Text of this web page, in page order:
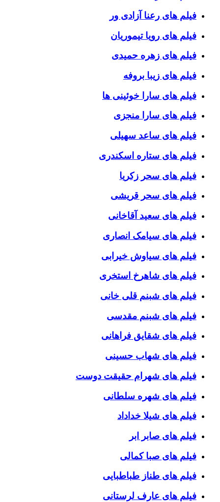
فیلم های رعنا آزادی ور
فیلم های رویا تیموریان
فیلم های زهره حمیدی
فیلم های زیبا بروفه
فیلم های سارا خوئینی ها
فیلم های سارا منجزی
فیلم های ساعد سهیلی
فیلم های ستاره اسکندری
فیلم های سحر زکریا
فیلم های سحر قریشی
فیلم های سعید آقاخانی
فیلم های سیامک انصاری
فیلم های سیاوش خیرابی
فیلم های شاهرخ استخری
فیلم های شبنم قلی خانی
فیلم های شبنم مقدسی
فیلم های شقایق فراهانی
فیلم های شهاب حسینی
فیلم های شهرام حقیقت دوست
فیلم های شهره سلطانی
فیلم های شیلا خداداد
فیلم های صابر ابر
فیلم های صبا کمالی
فیلم های طناز طباطبایی
فیلم های عارف لرستانی